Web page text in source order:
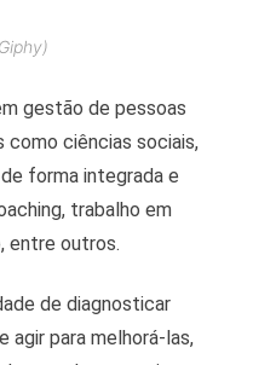
gestão de pessoas
ciências sociais,
forma integrada e
trabalho em
entre outros.
de diagnosticar
agir para melhorá-las,